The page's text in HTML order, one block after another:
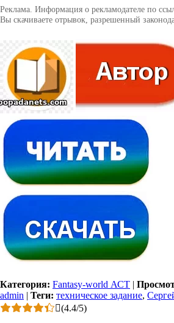
Реклама. Информация о рекламодателе по
Вы скачиваете отрывок, разрешенный
Категория: Fantasy-world АСТ |
admin | Теги: техническое задание,
(4.4/5)